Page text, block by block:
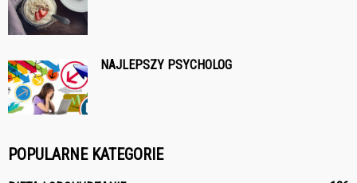
NAJLEPSZY PSYCHOLOG
POPULARNE KATEGORIE